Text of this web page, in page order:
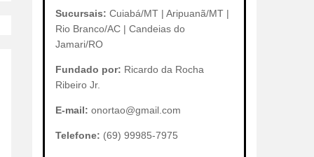
Sucursais: Cuiabá/MT | Aripuanã/MT |
Rio Branco/AC | Candeias do
Jamari/RO
Fundado por: Ricardo da Rocha
Ribeiro Jr.
E-mail: onortao@gmail.com
Telefone: (69) 99985-7975